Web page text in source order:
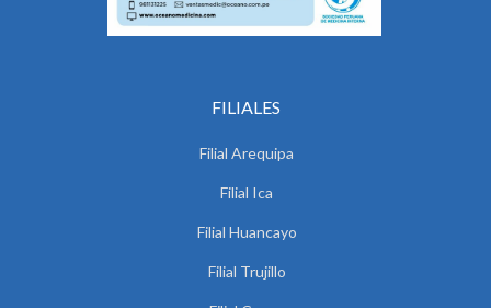
FILIALES
Filial Arequipa
Filial Ica
Filial Huancayo
Filial Trujillo